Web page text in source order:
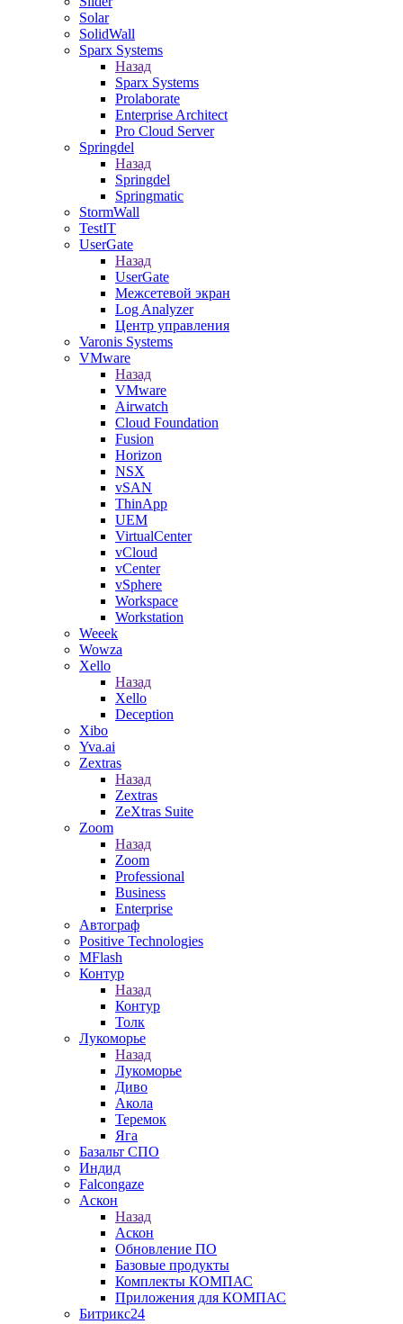
Solar
SolidWall
Sparx Systems
Назад
Sparx Systems
Prolaborate
Enterprise Architect
Pro Cloud Server
Springdel
Назад
Springdel
Springmatic
StormWall
TestIT
UserGate
Назад
UserGate
Межсетевой экран
Log Analyzer
Центр управления
Varonis Systems
VMware
Назад
VMware
Airwatch
Cloud Foundation
Fusion
Horizon
NSX
vSAN
ThinApp
UEM
VirtualCenter
vCloud
vCenter
vSphere
Workspace
Workstation
Weeek
Wowza
Xello
Назад
Xello
Deception
Xibo
Yva.ai
Zextras
Назад
Zextras
ZeXtras Suite
Zoom
Назад
Zoom
Professional
Business
Enterprise
Автограф
Positive Technologies
MFlash
Контур
Назад
Контур
Толк
Лукоморье
Назад
Лукоморье
Диво
Акола
Теремок
Яга
Базальт СПО
Индид
Falcongaze
Аскон
Назад
Аскон
Обновление ПО
Базовые продукты
Комплекты КОМПАС
Приложения для КОМПАС
Битрикс24